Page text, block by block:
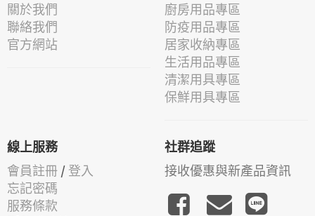
關於我們
聯絡我們
官方網站
廚房用品專區
防疫用品專區
居家收納專區
生活用品專區
清潔用具專區
保鮮用具專區
線上服務
會員註冊 / 登入
忘記密碼
服務條款
社群追蹤
接收優惠與新產品資訊